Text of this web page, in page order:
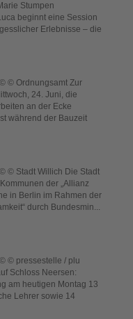
Stumpen
beginnt eine Session
Erlebnisse – die
© Ordnungsamt Zur
24. Juni, die
an der Ecke
während der Bauzeit
© Stadt Willich Die Stadt
der „Allianz
in Berlin im Rahmen der
durch Bundesmin...
© pressestelle / plu
Schloss Neersen:
am heutigen Montag 13
Lehrer sowie 14